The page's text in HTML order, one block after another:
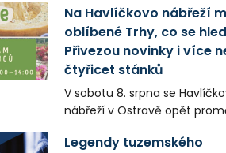
zaměstnavatelem na
firmou s obrovským
Na Havlíčkovo nábřeží
oblíbené Trhy, co se
Přivezou novinky i více
čtyřicet stánků
V sobotu 8. srpna se
nábřeží v Ostravě opět
lokálních výrobků. Trhy, co se
Legendy tuzemského